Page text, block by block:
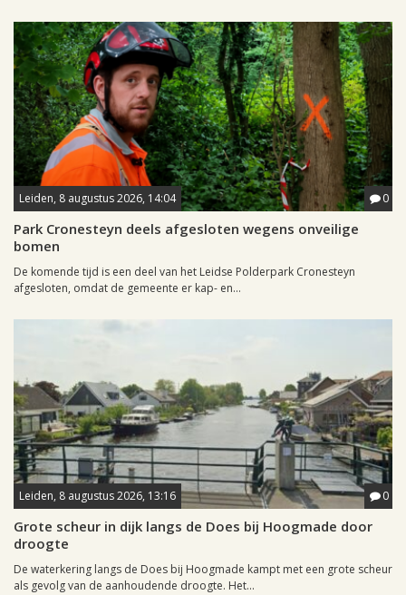
Leiden, 8 augustus 2026, 14:04 0
Park Cronesteyn deels afgesloten wegens onveilige
bomen
De komende tijd is een deel van het Leidse Polderpark Cronesteyn
afgesloten, omdat de gemeente er kap- en...
Leiden, 8 augustus 2026, 13:16 0
Grote scheur in dijk langs de Does bij Hoogmade door
droogte
De waterkering langs de Does bij Hoogmade kampt met een grote scheur
als gevolg van de aanhoudende droogte. Het...